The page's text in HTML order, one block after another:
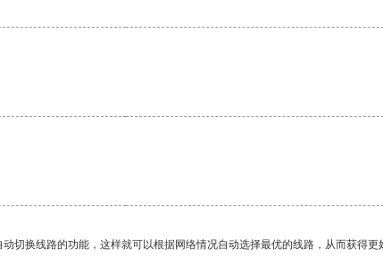
切换线路的功能，这样就可以根据网络情况自动选择最优的线路，从而获得更